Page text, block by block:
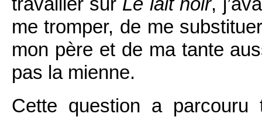
me tromper, de me
mon père et de ma tante
pas la mienne.
Cette question a parcouru